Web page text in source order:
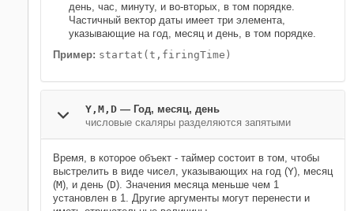
день, час, минуту, и во-вторых, в том порядке.
Частичный вектор даты имеет три элемента,
указывающие на год, месяц и день, в том порядке.
Пример: startat(t,firingTime)
Y,M,D — Год, месяц, день
числовые скаляры разделяются запятыми
Время, в которое объект - таймер состоит в том, чтобы
выстрелить в виде чисел, указывающих на год (Y), месяц
(M), и день (D). Значения месяца меньше чем 1
установлен в 1. Другие аргументы могут перенести и